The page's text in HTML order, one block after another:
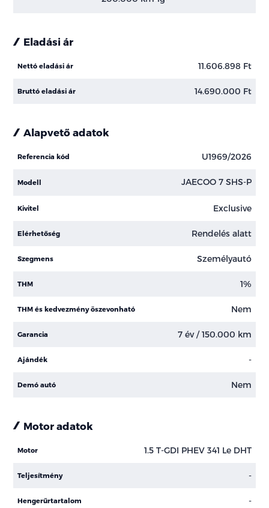
Eladási ár
Nettó eladási ár 11.606.898 Ft
Bruttó eladási ár 14.690.000 Ft
Alapvető adatok
Referencia kód U1969/2026
Modell JAECOO 7 SHS-P
Kivitel Exclusive
Elérhetőség Rendelés alatt
Szegmens Személyautó
THM 1%
THM és kedvezmény öszevonható Nem
Garancia 7 év / 150.000 km
Ajándék -
Demó autó Nem
Motor adatok
Motor 1.5 T-GDI PHEV 341 Le DHT
Teljesítmény -
Hengerűrtartalom -